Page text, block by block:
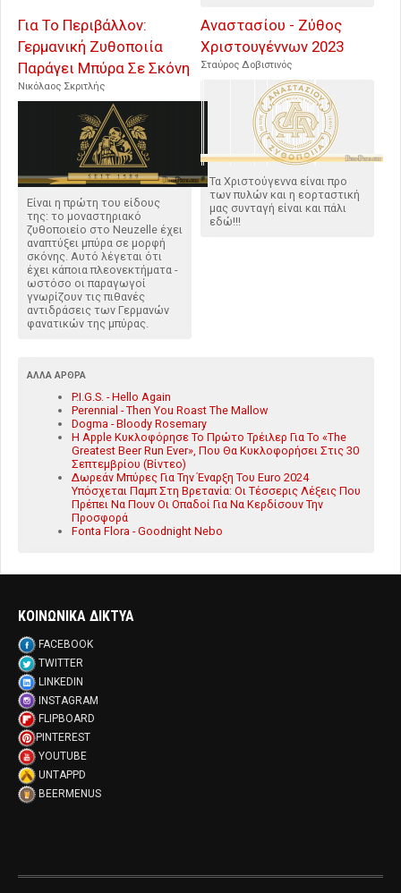
Για Το Περιβάλλον:
Γερμανική Ζυθοποιία
Παράγει Μπύρα Σε Σκόνη
Νικόλαος Σκριτλής
Είναι η πρώτη του είδους
της: το μοναστηριακό
ζυθοποιείο στο Neuzelle έχει
αναπτύξει μπύρα σε μορφή
σκόνης. Αυτό λέγεται ότι
έχει κάποια πλεονεκτήματα -
ωστόσο οι παραγωγοί
γνωρίζουν τις πιθανές
αντιδράσεις των Γερμανών
φανατικών της μπύρας.
Αναστασίου - Ζύθος
Χριστουγέννων 2023
Σταύρος Δοβιστινός
Τα Χριστούγεννα είναι προ
των πυλών και η εορταστική
μας συνταγή είναι και πάλι
εδώ!!!
ΆΛΛΑ ΆΡΘΡΑ
P.I.G.S. - Hello Again
Perennial - Then You Roast The Mallow
Dogma - Bloody Rosemary
Η Apple Κυκλοφόρησε Το Πρώτο Τρέιλερ Για Το «The
Greatest Beer Run Ever», Που Θα Κυκλοφορήσει Στις 30
Σεπτεμβρίου (Βίντεο)
Δωρεάν Μπύρες Για Την Έναρξη Του Euro 2024
Υπόσχεται Παμπ Στη Βρετανία: Οι Τέσσερις Λέξεις Που
Πρέπει Να Πουν Οι Οπαδοί Για Να Κερδίσουν Την
Προσφορά
Fonta Flora - Goodnight Nebo
ΚΟΙΝΩΝΙΚΑ ΔΙΚΤΥΑ
FACEBOOK
TWITTER
LINKEDIN
INSTAGRAM
FLIPBOARD
PINTEREST
YOUTUBE
UNTAPPD
BEERMENUS